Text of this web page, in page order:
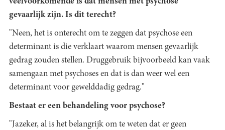
gevaarlijk zijn. Is dit terecht?
"Neen, het is onterecht om te zeggen dat psychose een
determinant is die verklaart waarom mensen gevaarlijk
gedrag zouden stellen. Druggebruik bijvoorbeeld kan vaak
samengaan met psychoses en dat is dan weer wel een
determinant voor gewelddadig gedrag."
Bestaat er een behandeling voor psychose?
"Jazeker, al is het belangrijk om te weten dat er geen